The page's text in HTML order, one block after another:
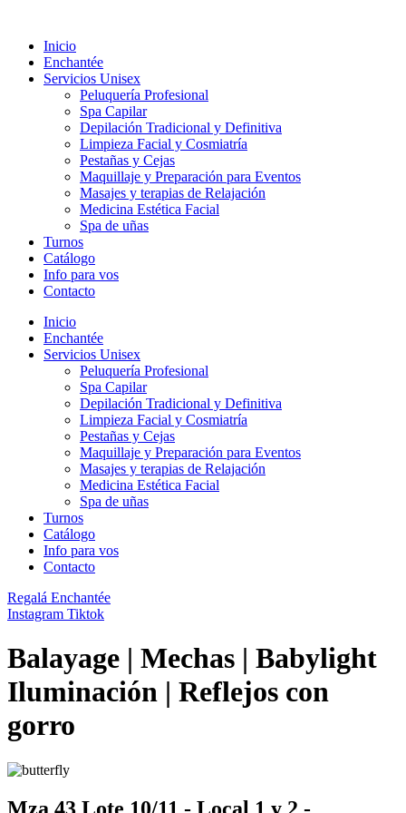
contenido
Inicio
Enchantée
Servicios Unisex
Peluquería Profesional
Spa Capilar
Depilación Tradicional y Definitiva
Limpieza Facial y Cosmiatría
Pestañas y Cejas
Maquillaje y Preparación para Eventos
Masajes y terapias de Relajación
Medicina Estética Facial
Spa de uñas
Turnos
Catálogo
Info para vos
Contacto
Inicio
Enchantée
Servicios Unisex
Peluquería Profesional
Spa Capilar
Depilación Tradicional y Definitiva
Limpieza Facial y Cosmiatría
Pestañas y Cejas
Maquillaje y Preparación para Eventos
Masajes y terapias de Relajación
Medicina Estética Facial
Spa de uñas
Turnos
Catálogo
Info para vos
Contacto
Regalá Enchantée
Instagram Tiktok
Balayage | Mechas | Babylight
Iluminación | Reflejos con
gorro
Mza 43 Lote 10/11 - Local 1 y 2 -